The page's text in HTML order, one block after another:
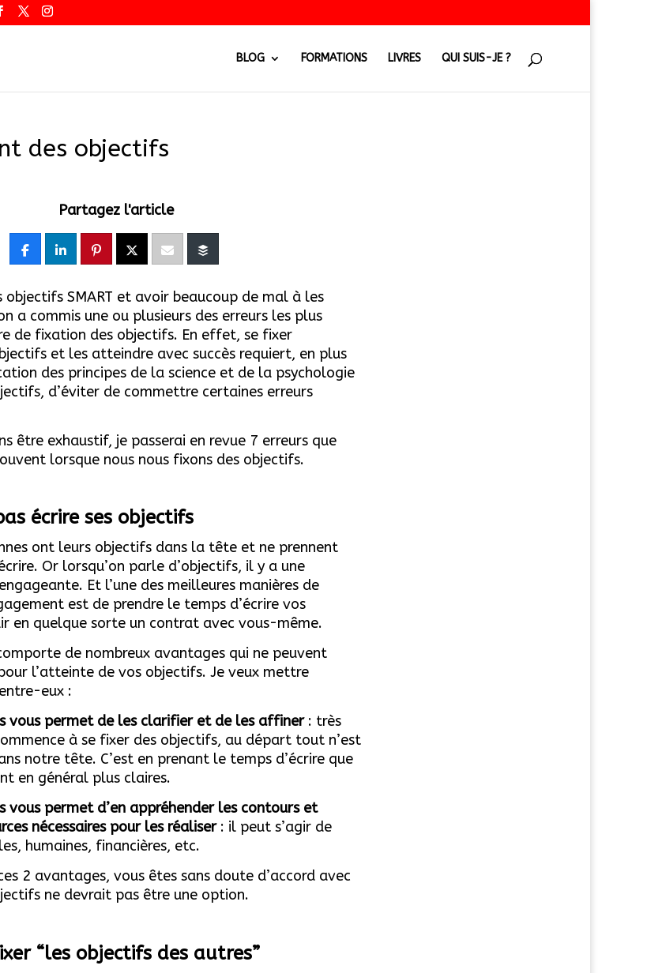
BLOG FORMATIONS LIVRES QUI SUIS-JE ?
des objectifs
Partagez l'article
objectifs SMART et avoir beaucoup de mal à les
a commis une ou plusieurs des erreurs les plus
de fixation des objectifs. En effet, se fixer
et les atteindre avec succès requiert, en plus
des principes de la science et de la psychologie
d’éviter de commettre certaines erreurs
être exhaustif, je passerai en revue 7 erreurs que
lorsque nous nous fixons des objectifs.
écrire ses objectifs
ont leurs objectifs dans la tête et ne prennent
Or lorsqu’on parle d’objectifs, il y a une
Et l’une des meilleures manières de
est de prendre le temps d’écrire vos
en quelque sorte un contrat avec vous-même.
de nombreux avantages qui ne peuvent
l’atteinte de vos objectifs. Je veux mettre
eux :
vous permet de les clarifier et de les affiner : très
à se fixer des objectifs, au départ tout n’est
notre tête. C’est en prenant le temps d’écrire que
en général plus claires.
vous permet d’en appréhender les contours et
nécessaires pour les réaliser : il peut s’agir de
humaines, financières, etc.
2 avantages, vous êtes sans doute d’accord avec
ne devrait pas être une option.
“les objectifs des autres”